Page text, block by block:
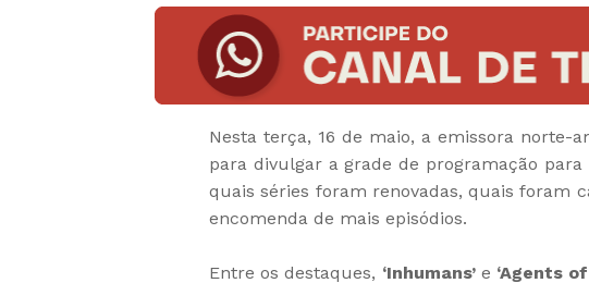
Nesta terça, 16 de maio, a emissora norte-
para divulgar a grade de programação para
quais séries foram renovadas, quais foram
encomenda de mais episódios.
Entre os destaques, ‘Inhumans’e ‘Agents of